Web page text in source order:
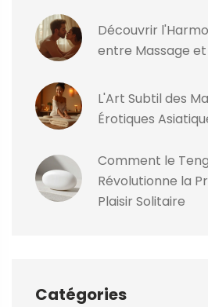
Découvrir
entre Massage et
L'Art Subtil des
Érotiques
Comment le
Révolutionne la
Plaisir Solitaire
Catégories